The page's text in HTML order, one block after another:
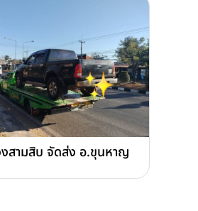
สามสิบ จัดส่ง อ.ขุนหาญ